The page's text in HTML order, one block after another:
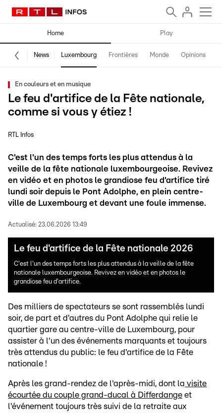
Home Play
News Luxembourg Frontières Monde Opinions
En couleurs et en musique
Le feu d'artifice de la Fête nationale,
comme si vous y étiez !
RTL Infos
C'est l'un des temps forts les plus attendus à la
veille de la fête nationale luxembourgeoise. Revivez
en vidéo et en photos le grandiose feu d'artifice tiré
lundi soir depuis le Pont Adolphe, en plein centre-
ville de Luxembourg et devant une foule immense.
Actualisé: 23.06.2026 13:49
Le feu d'artifice de la Fête nationale 2026
C'est l'un des temps forts les plus attendus à la veille de la fête
nationale luxembourgeoise. Revivez en vidéo et en photos le
grandiose feu d'artifice.
Des milliers de spectateurs se sont rassemblés lundi
soir, de part et d'autres du Pont Adolphe qui relie le
quartier gare au centre-ville de Luxembourg, pour
assister à l'un des événements marquants et toujours
très attendus du public: le feu d'artifice de la Fête
nationale !
Après les grand-rendez de l'après-midi, dont la visite
écourtée du couple grand-ducal à Differdange et
l'événement toujours très suivi de la retraite aux